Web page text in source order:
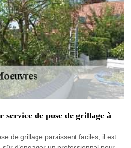
service de pose de grillage à
de grillage paraissent faciles, il est